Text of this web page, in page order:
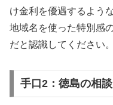
け金利を優遇するよう
地域名を使った特別感
だと認識してください。
手口2：徳島の相